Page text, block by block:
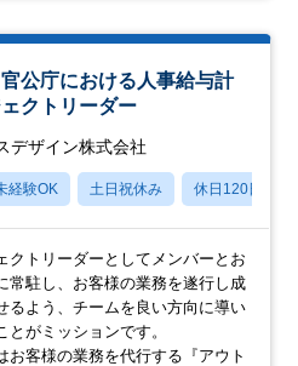
公庁における人事給与計
クトリーダー
デザイン株式会社
経験OK 土日祝休み 休日120日以上
クトリーダーとしてメンバーとお
常駐し、お客様の業務を遂行し成
るよう、チームを良い方向に導い
とがミッションです。
お客様の業務を代行する『アウト